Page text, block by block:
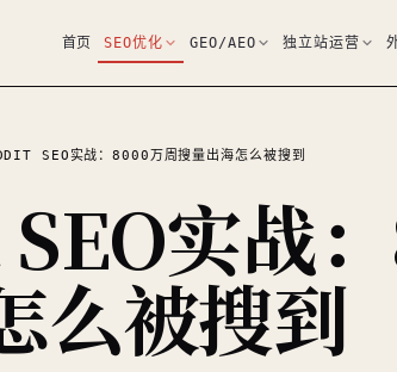
首页 SEO优化 GEO/AEO 独立站运营
SEO实战：8000万周搜量出海怎么被搜到
实战
么被搜到